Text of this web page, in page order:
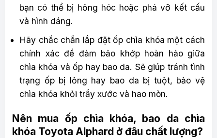
bạn có thể bị hỏng hóc hoặc phá vỡ kết cấu
và hình dáng.
Hãy chắc chắn lắp đặt ốp chìa khóa một cách
chính xác để đảm bảo khớp hoàn hảo giữa
chìa khóa và ốp hay bao da. Sẽ giúp tránh tình
trạng ốp bị lỏng hay bao da bị tuột, bảo vệ
chìa khóa khỏi trầy xước và hao mòn.
Nên mua ốp chìa khóa, bao da chìa
khóa Toyota Alphard ở đâu chất lượng?